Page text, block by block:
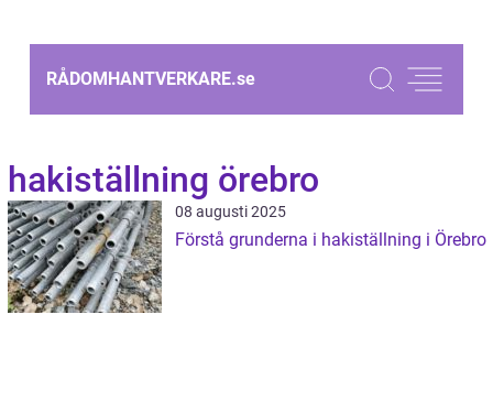
RÅDOMHANTVERKARE.se
hakiställning örebro
08 augusti 2025
Förstå grunderna i hakiställning i Örebro